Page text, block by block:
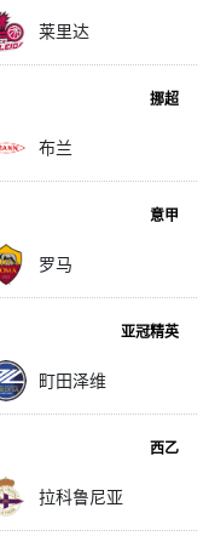
莱里达
挪超
布兰
意甲
罗马
亚冠精英
町田泽维
西乙
拉科鲁尼亚